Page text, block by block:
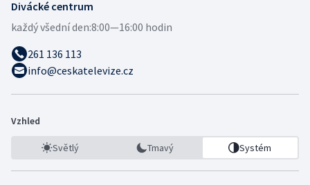
Divácké centrum
každý všední den:8:00—16:00 hodin
261 136 113
info@ceskatelevize.cz
Vzhled
Světlý Tmavý Systém